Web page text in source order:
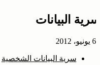
سرية البيانات
6 يونيو، 2012
سرية البيانات الشخصية